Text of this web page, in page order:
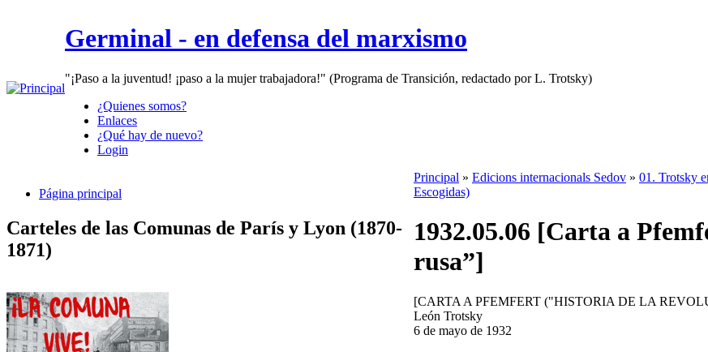
Germinal - en defensa del marxismo
"¡Paso a la juventud! ¡paso a la mujer trabajadora!" (Programa de Transición, redactado por L. Trotsky)
¿Quienes somos?
Enlaces
¿Qué hay de nuevo?
Login
Página principal
Carteles de las Comunas de París y Lyon (1870-
1871)
Principal » Edicions internacionals Sedov » 01. Trotsky
Escogidas)
1932.05.06 [Carta a
rusa”]
[CARTA A PFEMFERT ("HISTORIA DE LA
León Trotsky
6 de mayo de 1932